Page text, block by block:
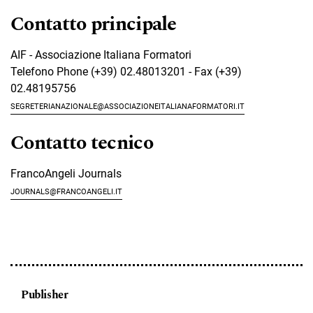
Contatto principale
AIF - Associazione Italiana Formatori
Telefono Phone (+39) 02.48013201 - Fax (+39)
02.48195756
segreterianazionale@associazioneitalianaformatori.it
Contatto tecnico
FrancoAngeli Journals
journals@francoangeli.it
Publisher